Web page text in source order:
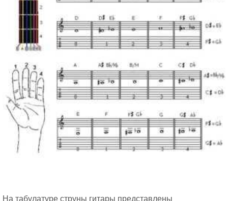
На табулатуре струны гитары представлены